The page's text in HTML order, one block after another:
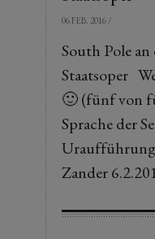
06 FEB. 2016 /
South Pole an
Staatsoper
🙂 (fünf von
Sprache der
Zander